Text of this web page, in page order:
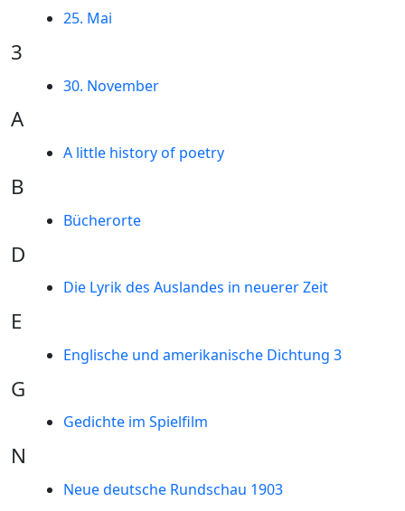
25. Mai
3
30. November
A
A little history of poetry
B
Bücherorte
D
Die Lyrik des Auslandes in neuerer Zeit
E
Englische und amerikanische Dichtung 3
G
Gedichte im Spielfilm
N
Neue deutsche Rundschau 1903